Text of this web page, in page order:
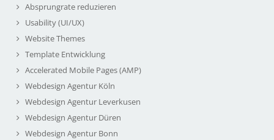
Absprungrate reduzieren
Usability (UI/UX)
Website Themes
Template Entwicklung
Accelerated Mobile Pages (AMP)
Webdesign Agentur Köln
Webdesign Agentur Leverkusen
Webdesign Agentur Düren
Webdesign Agentur Bonn